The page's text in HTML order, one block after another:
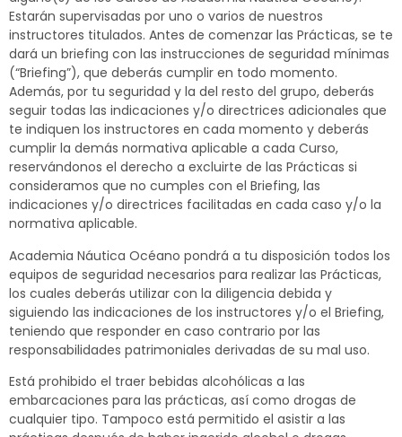
Estarán supervisadas por uno o varios de nuestros
instructores titulados. Antes de comenzar las Prácticas, se te
dará un briefing con las instrucciones de seguridad mínimas
(“Briefing”), que deberás cumplir en todo momento.
Además, por tu seguridad y la del resto del grupo, deberás
seguir todas las indicaciones y/o directrices adicionales que
te indiquen los instructores en cada momento y deberás
cumplir la demás normativa aplicable a cada Curso,
reservándonos el derecho a excluirte de las Prácticas si
consideramos que no cumples con el Briefing, las
indicaciones y/o directrices facilitadas en cada caso y/o la
normativa aplicable.
Academia Náutica Océano pondrá a tu disposición todos los
equipos de seguridad necesarios para realizar las Prácticas,
los cuales deberás utilizar con la diligencia debida y
siguiendo las indicaciones de los instructores y/o el Briefing,
teniendo que responder en caso contrario por las
responsabilidades patrimoniales derivadas de su mal uso.
Está prohibido el traer bebidas alcohólicas a las
embarcaciones para las prácticas, así como drogas de
cualquier tipo. Tampoco está permitido el asistir a las